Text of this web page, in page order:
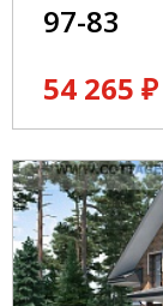
97-83
54 265 ₽